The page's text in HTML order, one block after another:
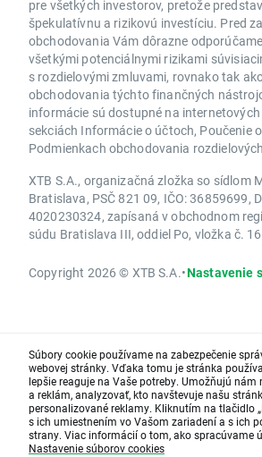
pre všetkých investorov, pretože
špekulatívnu a rizikovú investíciu. Pred
obchodovania Vám dôrazne
všetkými potenciálnymi rizikami
s rozdielovými zmluvami, rovnako tak
obchodovania týchto finančných
informácie sú dostupné na
sekciách Informácie o účtoch, Poučenie
Podmienkach obchodovania
XTB S.A., organizačná zložka so sídlom
Bratislava, PSČ 821 09, IČO: 36859699,
4020230324, zapísaná v obchodnom
súdu Bratislava III, oddiel Po, vložka č.
Copyright 2026 © XTB S.A.•Nastavenie
Súbory cookie používame na zabezpečenie
webovej stránky. Vďaka tomu je stránka
lepšie reaguje na Vaše potreby. Umožňujú
a reklám, analyzovať, kto navštevuje našu
personalizované reklamy. Kliknutím na tlačidlo
s ich umiestnením vo Vašom zariadení a s ich
strany. Viac informácií o tom, ako spracúvame
Nastavenie súborov cookies